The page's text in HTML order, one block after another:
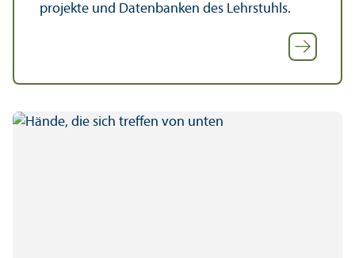
projekte und Datenbanken des Lehr­stuhls.